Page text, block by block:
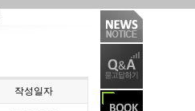
작성일자